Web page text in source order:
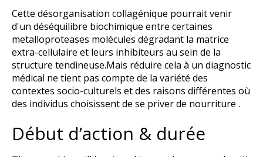
Cette désorganisation collagénique pourrait venir
d'un déséquilibre biochimique entre certaines
metalloproteases molécules dégradant la matrice
extra-cellulaire et leurs inhibiteurs au sein de la
structure tendineuse.Mais réduire cela à un diagnostic
médical ne tient pas compte de la variété des
contextes socio-culturels et des raisons différentes où
des individus choisissent de se priver de nourriture .
Début d’action & durée